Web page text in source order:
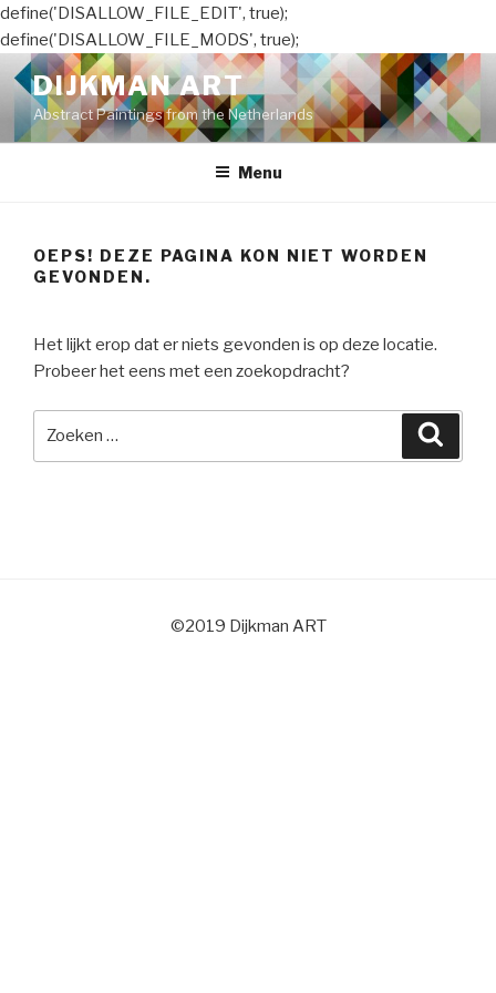
define('DISALLOW_FILE_EDIT', true);
define('DISALLOW_FILE_MODS', true);
Naar
de
inhoud
springen
DIJKMAN ART
Abstract Paintings from the Netherlands
Menu
OEPS! DEZE PAGINA KON NIET WORDEN
GEVONDEN.
Het lijkt erop dat er niets gevonden is op deze locatie.
Probeer het eens met een zoekopdracht?
©2019 Dijkman ART